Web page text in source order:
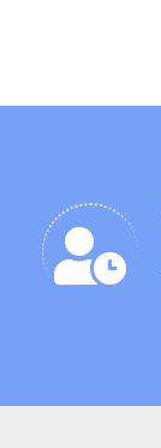
Schlüsseldienst in der Nähe vermitteln